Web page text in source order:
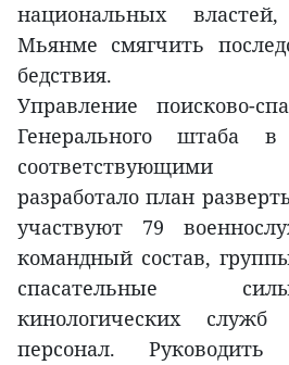
национальных
Мьянме смягчить
бедствия.
Управление поисково-
Генерального штаба
разработало план
участвуют 79
командный состав,
спасательные
кинологических
персонал.